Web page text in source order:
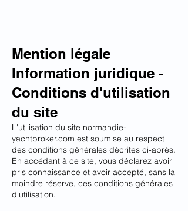
Mention légale
Information juridique -
Conditions d'utilisation
du site
L'utilisation du site normandie-
yachtbroker.com est soumise au respect
des conditions générales décrites ci-après.
En accédant à ce site, vous déclarez avoir
pris connaissance et avoir accepté, sans la
moindre réserve, ces conditions générales
d'utilisation.